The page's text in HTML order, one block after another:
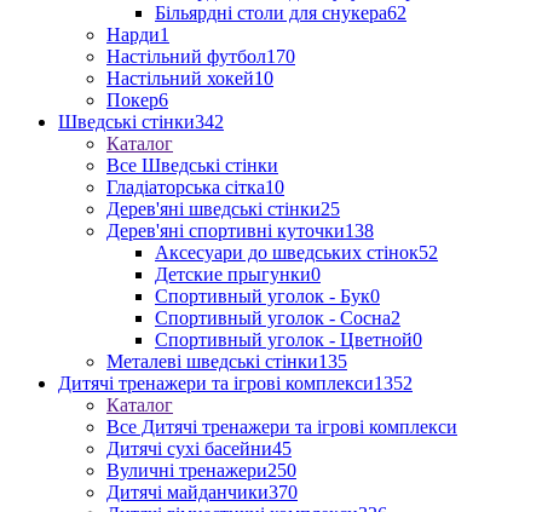
Більярдні столи для снукера62
Нарди1
Настільний футбол170
Настільний хокей10
Покер6
Шведські стінки342
Каталог
Все Шведські стінки
Гладіаторська сітка10
Дерев'яні шведські стінки25
Дерев'яні спортивні куточки138
Аксесуари до шведських стінок52
Детские прыгунки0
Спортивный уголок - Бук0
Спортивный уголок - Сосна2
Спортивный уголок - Цветной0
Металеві шведські стінки135
Дитячі тренажери та ігрові комплекси1352
Каталог
Все Дитячі тренажери та ігрові комплекси
Дитячі сухі басейни45
Вуличні тренажери250
Дитячі майданчики370